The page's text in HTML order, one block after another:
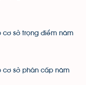
sở trọng điểm năm
cơ sở phân cấp năm